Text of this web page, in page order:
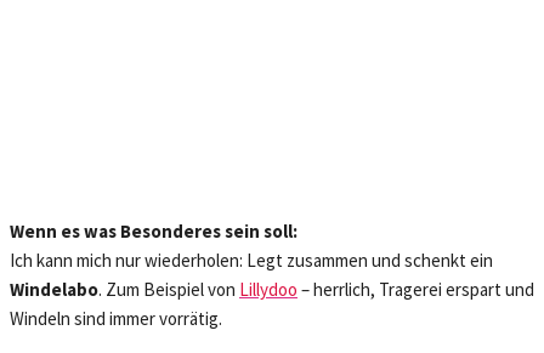
Wenn es was Besonderes sein soll:
Ich kann mich nur wiederholen: Legt zusammen und schenkt ein
Windelabo. Zum Beispiel von Lillydoo – herrlich, Tragerei erspart und
Windeln sind immer vorrätig.